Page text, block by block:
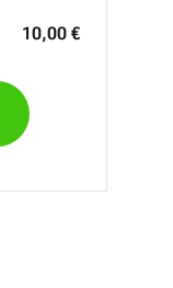
10,00 €